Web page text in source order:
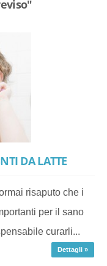
DA LATTE
risaputo che i
per il sano
curarli...
Dettagli »